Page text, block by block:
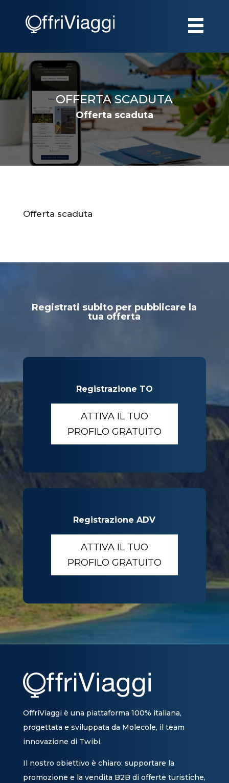
OFFERTA SCADUTA
Offerta scaduta
Offerta scaduta
Registrati subito per pubblicare la
tua offerta
Registrazione TO
ATTIVA IL TUO
PROFILO GRATUITO
Registrazione ADV
ATTIVA IL TUO
PROFILO GRATUITO
OffriViaggi è una piattaforma 100% italiana,
progettata e sviluppata da Molecole, il team
innovazione di Twibi.
Il nostro obiettivo è chiaro: supportare la
promozione e la vendita B2B di offerte turistiche,